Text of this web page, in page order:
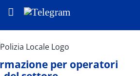
Facebook
LinkedIn
Telegram
per operatori